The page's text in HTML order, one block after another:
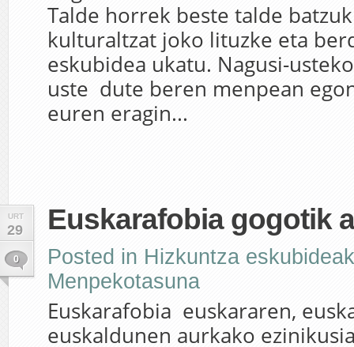
Talde horrek beste talde
kulturaltzat joko lituzke eta
eskubidea ukatu. Nagusi-
uste dute beren menpean
euren eragin...
URT
29
0
Euskarafobia gogotik
Posted in Hizkuntza eskubideak
Menpekotasuna
Euskarafobia euskararen,
euskaldunen aurkako